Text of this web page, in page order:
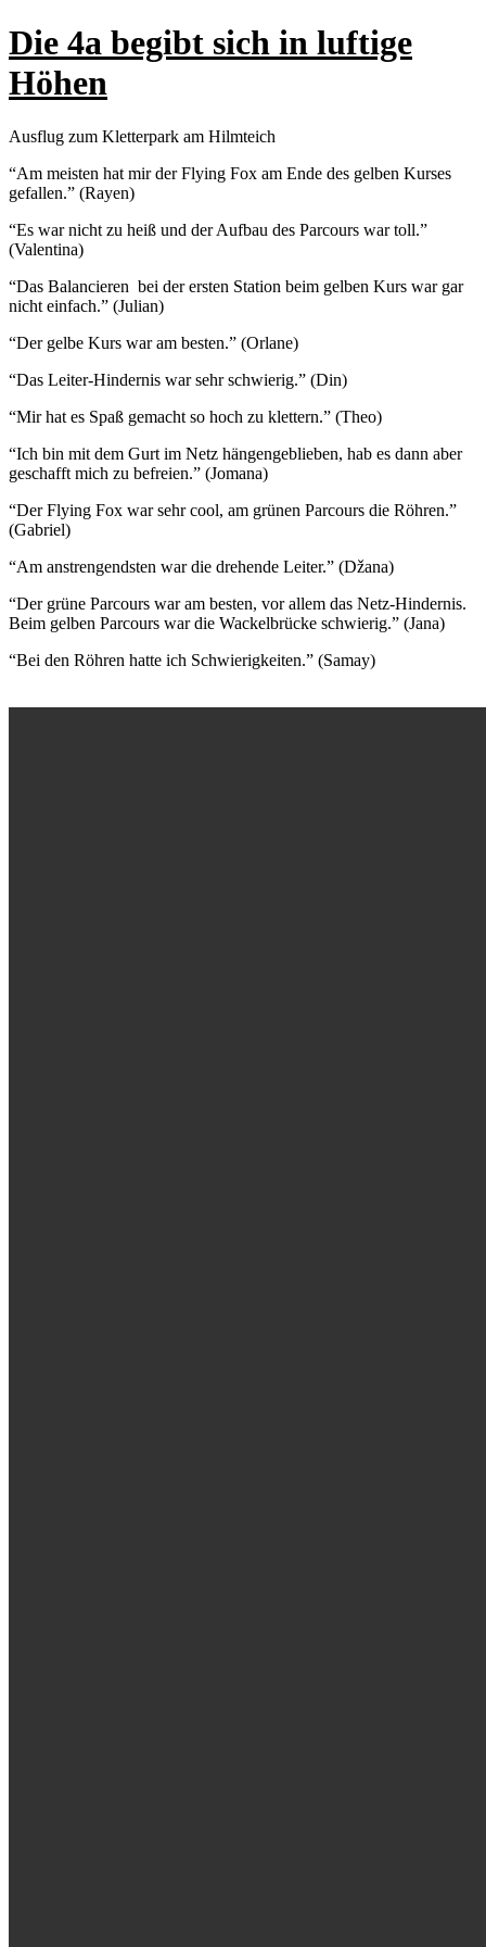
Die 4a begibt sich in luftige
Höhen
Ausflug zum Kletterpark am Hilmteich
“Am meisten hat mir der Flying Fox am Ende des gelben Kurses
gefallen.” (Rayen)
“Es war nicht zu heiß und der Aufbau des Parcours war toll.”
(Valentina)
“Das Balancieren bei der ersten Station beim gelben Kurs war gar
nicht einfach.” (Julian)
“Der gelbe Kurs war am besten.” (Orlane)
“Das Leiter-Hindernis war sehr schwierig.” (Din)
“Mir hat es Spaß gemacht so hoch zu klettern.” (Theo)
“Ich bin mit dem Gurt im Netz hängengeblieben, hab es dann aber
geschafft mich zu befreien.” (Jomana)
“Der Flying Fox war sehr cool, am grünen Parcours die Röhren.”
(Gabriel)
“Am anstrengendsten war die drehende Leiter.” (Džana)
“Der grüne Parcours war am besten, vor allem das Netz-Hindernis.
Beim gelben Parcours war die Wackelbrücke schwierig.” (Jana)
“Bei den Röhren hatte ich Schwierigkeiten.” (Samay)